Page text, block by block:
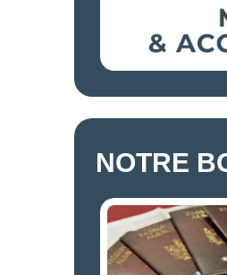
NOTRE